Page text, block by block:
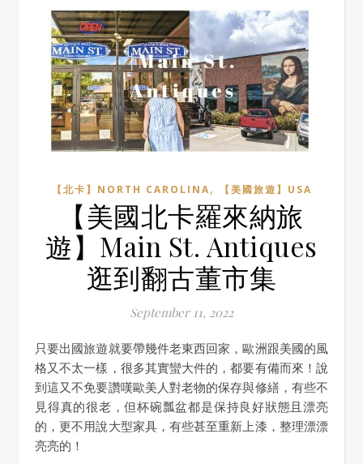
【北卡】NORTH CAROLINA, 【美國旅遊】USA
【美國北卡羅來納旅
遊】Main St. Antiques
逛到翻古董市集
September 11, 2022
只要出國旅遊就要帶幾件老東西回家，歐洲跟美國的風
格又不太一樣，很多其實蠻大件的，都要有備而來！說
到這又不免要讚嘆歐美人對老物的保存與修繕，有些不
見得真的很老，但杯碗瓢盆都是保持良好狀態且漂亮
的，更不用說大型家具，有些甚至重新上漆，整理漂漂
亮亮的！